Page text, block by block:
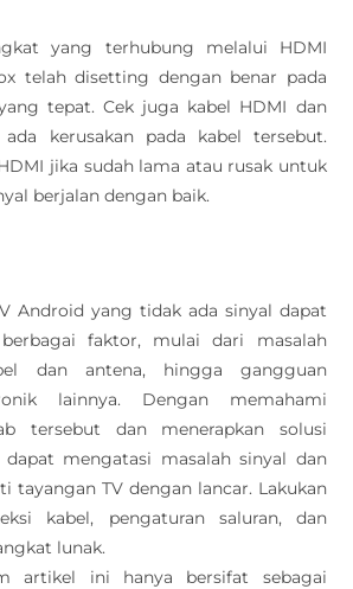
yang terhubung melalui HDMI
telah disetting dengan benar pada
tepat. Cek juga kabel HDMI dan
kerusakan pada kabel tersebut.
jika sudah lama atau rusak untuk
berjalan dengan baik.
Android yang tidak ada sinyal dapat
faktor, mulai dari masalah
dan antena, hingga gangguan
lainnya. Dengan memahami
tersebut dan menerapkan solusi
mengatasi masalah sinyal dan
tayangan TV dengan lancar. Lakukan
kabel, pengaturan saluran, dan
lunak.
artikel ini hanya bersifat sebagai